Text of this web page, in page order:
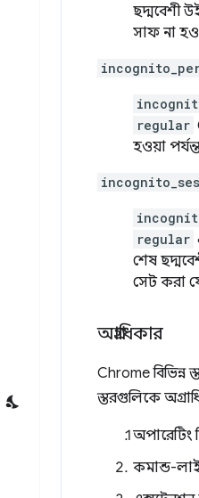
ছদ্মবেশী
সাফ না
regular
হওয়া
regular
শেষ
সেট করা
অগ্রাধিকার
Chrome বিভিন্ন
স্তরগুলিকে
অপারেটিং
কমান্ড-